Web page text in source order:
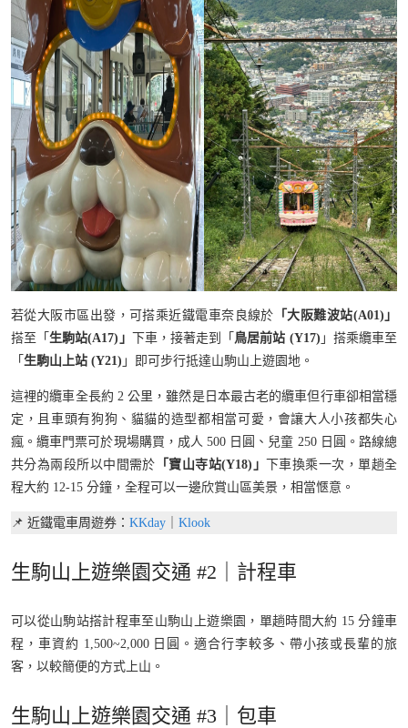
若從大阪市區出發，可搭乘近鐵電車奈良線於 「大阪難波站(A01)」
搭至「生駒站(A17)」 下車，接著走到「 鳥居前站 (Y17) 」搭乘纜車至
「 生駒山上站 (Y21) 」即可步行抵達山駒山上遊園地。
這裡的纜車全長約 2 公里，雖然是日本最古老的纜車但行車卻相當穩
定，且車頭有狗狗、貓貓的造型都相當可愛，會讓大人小孩都失心
瘋。纜車門票可於現場購買，成人 500 日圓、兒童 250 日圓。路線總
共分為兩段所以中間需於 「寶山寺站(Y18)」下車換乘一次，單趟全
程大約 12-15 分鐘，全程可以一邊欣賞山區美景，相當愜意。
📌 近鐵電車周遊券： KKday Klook
生駒山上遊樂園交通 #2｜計程車
可以從山駒站搭計程車至山駒山上遊樂園，單趟時間大約 15 分鐘車
程，車資約 1,500~2,000 日圓。適合行李較多、帶小孩或長輩的旅
客，以較簡便的方式上山。
生駒山上遊樂園交通 #3｜包車